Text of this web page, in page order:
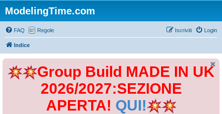
ModelingTime.com
FAQ Regole Login
Iscriviti
Indice
Group Build MADE IN UK
2026/2027:SEZIONE
APERTA! QUI!